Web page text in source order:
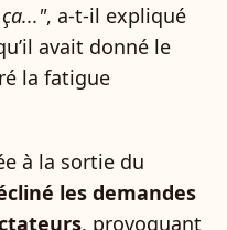
, a-t-il expliqué
avait donné le
la fatigue
à la sortie du
les demandes
, provoquant